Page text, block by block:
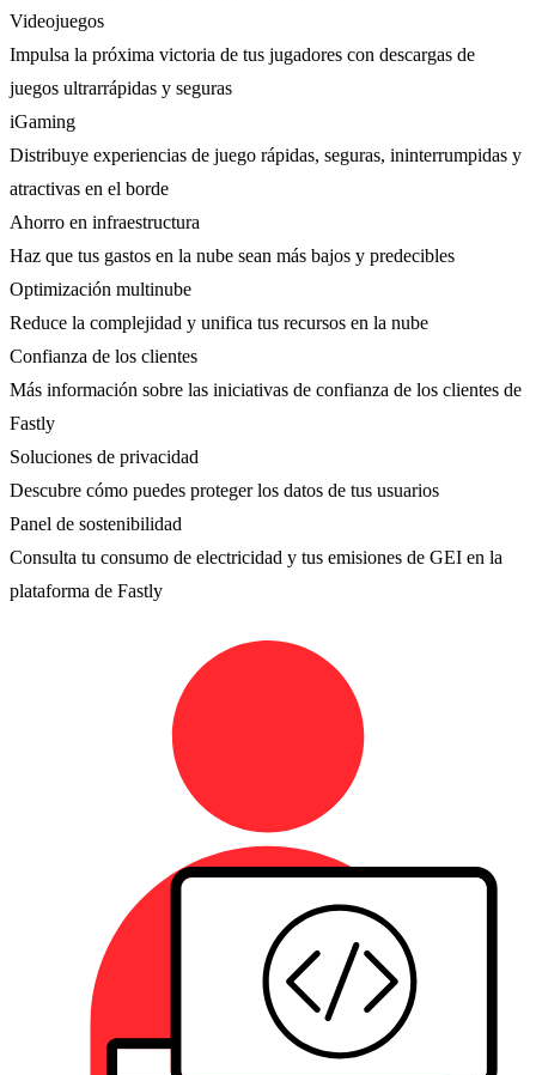
Videojuegos
Impulsa la próxima victoria de tus jugadores con descargas de
juegos ultrarrápidas y seguras
iGaming
Distribuye experiencias de juego rápidas, seguras, ininterrumpidas y
atractivas en el borde
Ahorro en infraestructura
Haz que tus gastos en la nube sean más bajos y predecibles
Optimización multinube
Reduce la complejidad y unifica tus recursos en la nube
Confianza de los clientes
Más información sobre las iniciativas de confianza de los clientes de
Fastly
Soluciones de privacidad
Descubre cómo puedes proteger los datos de tus usuarios
Panel de sostenibilidad
Consulta tu consumo de electricidad y tus emisiones de GEI en la
plataforma de Fastly